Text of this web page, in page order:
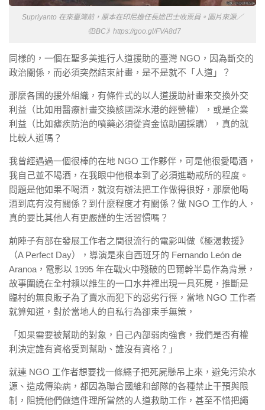
Supriyanto 在來臺灣前，原本在印尼擔任長途巴士收票員。圖片來源／
《BBC》https://goo.gl/FVA8d7
同樣的，一個在聖多美進行人道援助的臺灣 NGO，因為斷交的
政治關係，而必須突然結束計畫，是不是就不「人道」？
那麼各國的援外組織，有條件式的以人道援助計畫來交換外交
利益（比如用醫療計畫交換該國深水港的經營權），或是企業
利益（比如瘧疾防治的噴藥必須從資金協助國採購），真的就
比較人道嗎？
我曾經遇過一個很棒的在地 NGO 工作夥伴，可是他很愛喝酒，
我自己並不喝酒，在我眼中他根本到了必須進勒戒所的程度。
問題是他如果不喝酒，就沒有辦法把工作做得很好，那麼他喝
酒到底有沒有關係？到什麼程度才有關係？做 NGO 工作的人，
真的要比其他人有更嚴謹的生活習慣嗎？
前陣子有部在發展工作者之間很流行的電影叫做《極渴救援》
（A Perfect Day），導演是來自西班牙的 Fernando León de
Aranoa，電影以 1995 年在戰火中殘破的巴爾幹半島作為背景，
故事圍繞在全村賴以維生的一口水井裡出現一具死屍，推斷是
臨村的無良販子為了賣水而犯下的惡劣行徑，當地 NGO 工作者
就算知道，對於當地人的自私行為卻束手無策，
「如果需要被幫助的對象，自己內部弱肉強食，我們是否有權
利決定誰有資格受到幫助、誰沒有資格？」
就連 NGO 工作者想要找一條繩子把死屍懸吊上來，避免污染水
源、造成傳染病，都因為聯合國維和部隊的各種禁止干預與限
制，阻撓他們做這件理所當然的人道救助工作，甚至不惜把繩